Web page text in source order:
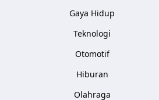
Gaya Hidup
Teknologi
Otomotif
Hiburan
Olahraga